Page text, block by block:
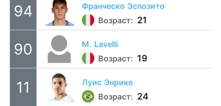
94 Франческо Эспозито
Возраст: 21
90 M. Lavelli
Возраст: 19
11 Луис Энрике
Возраст: 24